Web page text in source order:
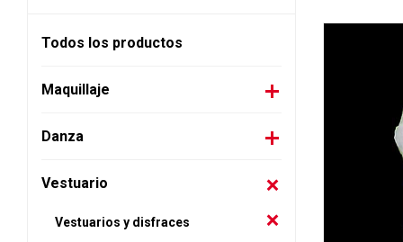
Todos los productos
Maquillaje
Danza
Vestuario
Vestuarios y disfraces